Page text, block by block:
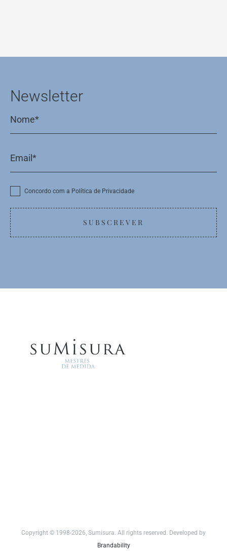
Newsletter
Concordo com a Política de Privacidade
SUBSCREVER
Copyright © 1998-2026, Sumisura. All rights reserved. Developed by
Brandability